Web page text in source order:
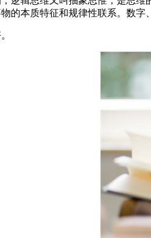
的本质特征和规律性联系。数